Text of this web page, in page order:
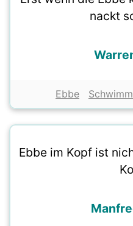
nackt
Ebbe
Ebbe im Kopf ist